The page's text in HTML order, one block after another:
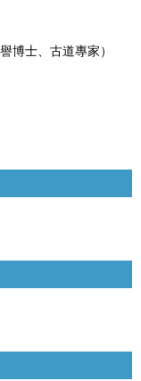
博士、古道專家）